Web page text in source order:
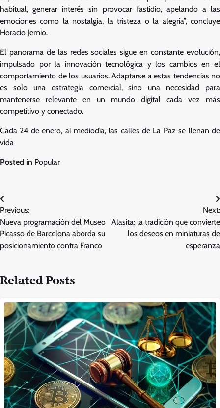
habitual, generar interés sin provocar fastidio, apelando a las
emociones como la nostalgia, la tristeza o la alegría”, concluye
Horacio Jemio.
El panorama de las redes sociales sigue en constante evolución,
impulsado por la innovación tecnológica y los cambios en el
comportamiento de los usuarios. Adaptarse a estas tendencias no
es solo una estrategia comercial, sino una necesidad para
mantenerse relevante en un mundo digital cada vez más
competitivo y conectado.
Cada 24 de enero, al mediodía, las calles de La Paz se llenan de
vida
Posted in Popular
Post
navigation
Previous:
Nueva programación del Museo
Picasso de Barcelona aborda su
posicionamiento contra Franco
Next:
Alasita: la tradición que convierte
los deseos en miniaturas de
esperanza
Related Posts